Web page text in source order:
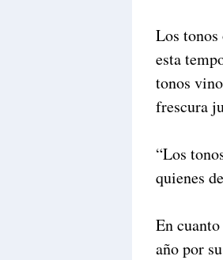
Los
esta
tonos
frescura
“Los
quienes
En
año por